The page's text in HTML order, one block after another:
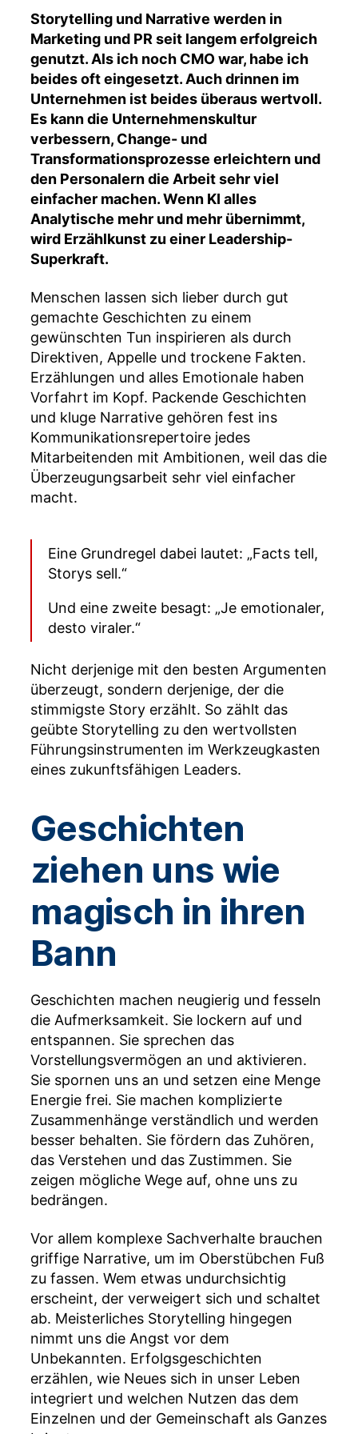
Storytelling und Narrative werden in
Marketing und PR seit langem erfolgreich
genutzt. Als ich noch CMO war, habe ich
beides oft eingesetzt. Auch drinnen im
Unternehmen ist beides überaus wertvoll.
Es kann die Unternehmenskultur
verbessern, Change- und
Transformationsprozesse erleichtern und
den Personalern die Arbeit sehr viel
einfacher machen. Wenn KI alles
Analytische mehr und mehr übernimmt,
wird Erzählkunst zu einer Leadership-
Superkraft.
Menschen lassen sich lieber durch gut
gemachte Geschichten zu einem
gewünschten Tun inspirieren als durch
Direktiven, Appelle und trockene Fakten.
Erzählungen und alles Emotionale haben
Vorfahrt im Kopf. Packende Geschichten
und kluge Narrative gehören fest ins
Kommunikationsrepertoire jedes
Mitarbeitenden mit Ambitionen, weil das die
Überzeugungsarbeit sehr viel einfacher
macht.
Eine Grundregel dabei lautet: „Facts tell,
Storys sell.“
Und eine zweite besagt: „Je emotionaler,
desto viraler.“
Nicht derjenige mit den besten Argumenten
überzeugt, sondern derjenige, der die
stimmigste Story erzählt. So zählt das
geübte Storytelling zu den wertvollsten
Führungsinstrumenten im Werkzeugkasten
eines zukunftsfähigen Leaders.
Geschichten
ziehen uns wie
magisch in ihren
Bann
Geschichten machen neugierig und fesseln
die Aufmerksamkeit. Sie lockern auf und
entspannen. Sie sprechen das
Vorstellungsvermögen an und aktivieren.
Sie spornen uns an und setzen eine Menge
Energie frei. Sie machen komplizierte
Zusammenhänge verständlich und werden
besser behalten. Sie fördern das Zuhören,
das Verstehen und das Zustimmen. Sie
zeigen mögliche Wege auf, ohne uns zu
bedrängen.
Vor allem komplexe Sachverhalte brauchen
griffige Narrative, um im Oberstübchen Fuß
zu fassen. Wem etwas undurchsichtig
erscheint, der verweigert sich und schaltet
ab. Meisterliches Storytelling hingegen
nimmt uns die Angst vor dem
Unbekannten. Erfolgsgeschichten
erzählen, wie Neues sich in unser Leben
integriert und welchen Nutzen das dem
Einzelnen und der Gemeinschaft als Ganzes